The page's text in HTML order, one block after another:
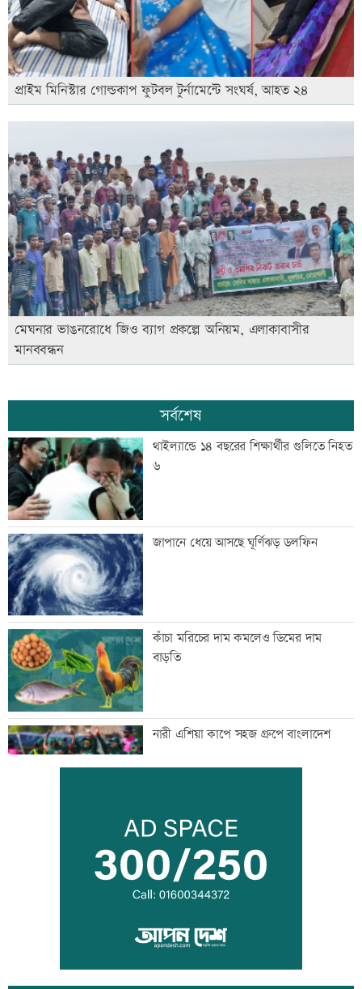
প্রাইম মিনিস্টার গোল্ডকাপ ফুটবল টুর্নামেন্টে সংঘর্ষ, আহত ২৪
মেঘনার ভাঙনরোধে জিও ব্যাগ প্রকল্পে অনিয়ম, এলাকাবাসীর
মানববন্ধন
সর্বশেষ
থাইল্যান্ডে ১৪ বছরের শিক্ষার্থীর গুলিতে নিহত
৬
জাপানে ধেয়ে আসছে ঘূর্ণিঝড় ডলফিন
কাঁচা মরিচের দাম কমলেও ডিমের দাম
বাড়তি
নারী এশিয়া কাপে সহজ গ্রুপে বাংলাদেশ
বিএনপি নেতাকে লক্ষ্য করে গুলি, সহযোগী
গুলিবিদ্ধ
কর্মক্ষেত্রে দায়িত্ব পালনও ইবাদতের অংশ